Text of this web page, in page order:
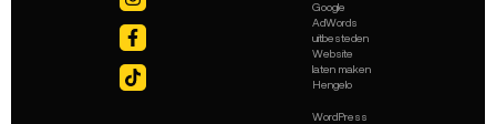
Google
AdWords
uitbesteden
Website
laten maken
Hengelo
WordPress